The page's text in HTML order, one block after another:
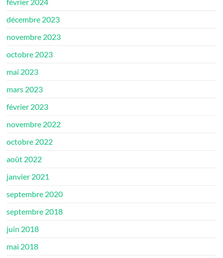
décembre 2023
novembre 2023
octobre 2023
mai 2023
mars 2023
février 2023
novembre 2022
octobre 2022
août 2022
janvier 2021
septembre 2020
septembre 2018
juin 2018
mai 2018